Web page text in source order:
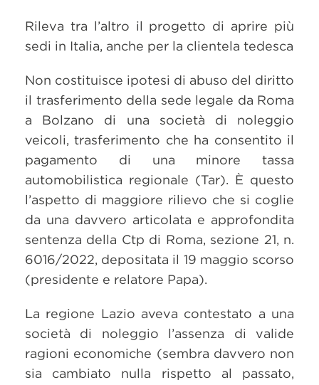
Rileva tra l’altro il progetto di aprire più
sedi in Italia, anche per la clientela tedesca
Non costituisce ipotesi di abuso del diritto
il trasferimento della sede legale da Roma
a Bolzano di una società di noleggio
veicoli, trasferimento che ha consentito il
pagamento di una minore tassa
automobilistica regionale (Tar). È questo
l’aspetto di maggiore rilievo che si coglie
da una davvero articolata e approfondita
sentenza della Ctp di Roma, sezione 21, n.
6016/2022, depositata il 19 maggio scorso
(presidente e relatore Papa).
La regione Lazio aveva contestato a una
società di noleggio l’assenza di valide
ragioni economiche (sembra davvero non
sia cambiato nulla rispetto al passato,